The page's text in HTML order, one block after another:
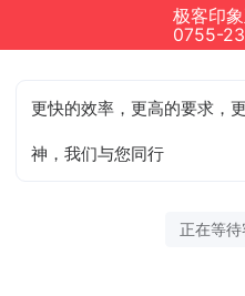
极客印
0755-
更快的效率，更高的要求，
神，我们与您同行
正在等